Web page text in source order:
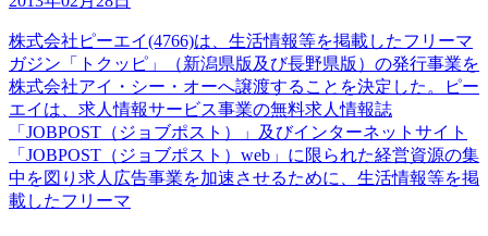
株式会社ピーエイ(4766)は、生活情報等を掲載したフリーマ
ガジン「トクッピ」（新潟県版及び長野県版）の発行事業を
株式会社アイ・シー・オーへ譲渡することを決定した。ピー
エイは、求人情報サービス事業の無料求人情報誌
「JOBPOST（ジョブポスト）」及びインターネットサイト
「JOBPOST（ジョブポスト）web」に限られた経営資源の集
中を図り求人広告事業を加速させるために、生活情報等を掲
載したフリーマ